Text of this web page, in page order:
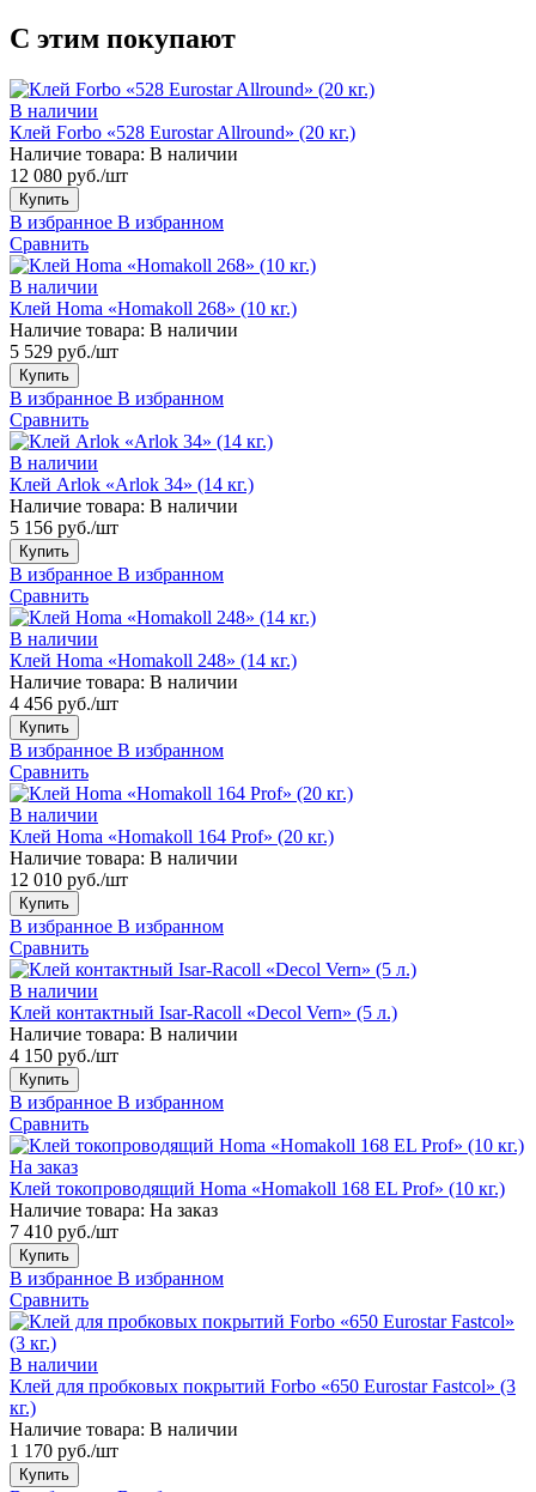
С этим покупают
В наличии
Клей Forbo «528 Eurostar Allround» (20 кг.)
Наличие товара: В наличии
12 080 руб./шт
Купить
В избранное В избранном
Сравнить
В наличии
Клей Homa «Homakoll 268» (10 кг.)
Наличие товара: В наличии
5 529 руб./шт
Купить
В избранное В избранном
Сравнить
В наличии
Клей Arlok «Arlok 34» (14 кг.)
Наличие товара: В наличии
5 156 руб./шт
Купить
В избранное В избранном
Сравнить
В наличии
Клей Homa «Homakoll 248» (14 кг.)
Наличие товара: В наличии
4 456 руб./шт
Купить
В избранное В избранном
Сравнить
В наличии
Клей Homa «Homakoll 164 Prof» (20 кг.)
Наличие товара: В наличии
12 010 руб./шт
Купить
В избранное В избранном
Сравнить
В наличии
Клей контактный Isar-Racoll «Decol Vern» (5 л.)
Наличие товара: В наличии
4 150 руб./шт
Купить
В избранное В избранном
Сравнить
На заказ
Клей токопроводящий Homa «Homakoll 168 EL Prof» (10 кг.)
Наличие товара: На заказ
7 410 руб./шт
Купить
В избранное В избранном
Сравнить
В наличии
Клей для пробковых покрытий Forbo «650 Eurostar Fastcol» (3
кг.)
Наличие товара: В наличии
1 170 руб./шт
Купить